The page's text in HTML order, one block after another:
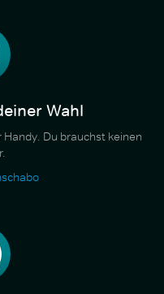
Wahl
Du brauchst keinen